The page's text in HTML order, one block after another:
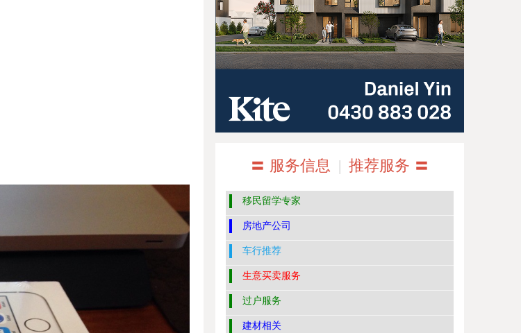
〓 服务信息 | 推荐服务 〓
移民留学专家
房地产公司
车行推荐
生意买卖服务
过户服务
建材相关